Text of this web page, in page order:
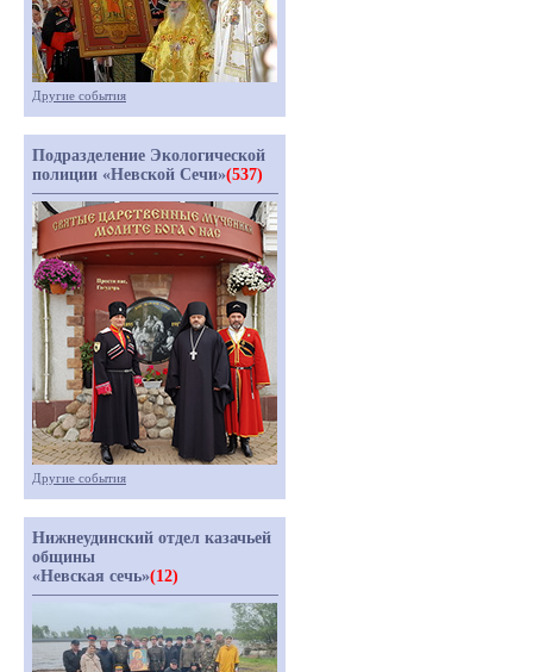
Другие события
Подразделение Экологической
полиции «Невской Сечи»(537)
Другие события
Нижнеудинский отдел казачьей
общины
«Невская сечь»(12)